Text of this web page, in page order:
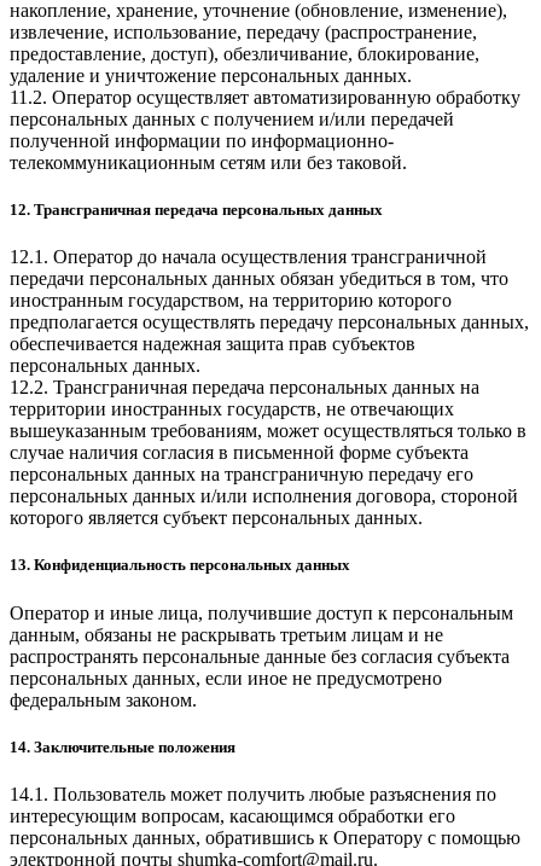
накопление, хранение, уточнение (обновление, изменение),
извлечение, использование, передачу (распространение,
предоставление, доступ), обезличивание, блокирование,
удаление и уничтожение персональных данных.
11.2. Оператор осуществляет автоматизированную обработку
персональных данных с получением и/или передачей
полученной информации по информационно-
телекоммуникационным сетям или без таковой.
12. Трансграничная передача персональных данных
12.1. Оператор до начала осуществления трансграничной
передачи персональных данных обязан убедиться в том, что
иностранным государством, на территорию которого
предполагается осуществлять передачу персональных данных,
обеспечивается надежная защита прав субъектов
персональных данных.
12.2. Трансграничная передача персональных данных на
территории иностранных государств, не отвечающих
вышеуказанным требованиям, может осуществляться только в
случае наличия согласия в письменной форме субъекта
персональных данных на трансграничную передачу его
персональных данных и/или исполнения договора, стороной
которого является субъект персональных данных.
13. Конфиденциальность персональных данных
Оператор и иные лица, получившие доступ к персональным
данным, обязаны не раскрывать третьим лицам и не
распространять персональные данные без согласия субъекта
персональных данных, если иное не предусмотрено
федеральным законом.
14. Заключительные положения
14.1. Пользователь может получить любые разъяснения по
интересующим вопросам, касающимся обработки его
персональных данных, обратившись к Оператору с помощью
электронной почты shumka-comfort@mail.ru.